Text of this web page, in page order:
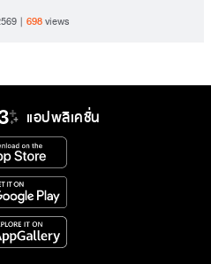
698views
แอปพลิเคชั่น